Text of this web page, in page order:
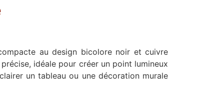
au design bicolore noir et cuivre
idéale pour créer un point lumineux
un tableau ou une décoration murale